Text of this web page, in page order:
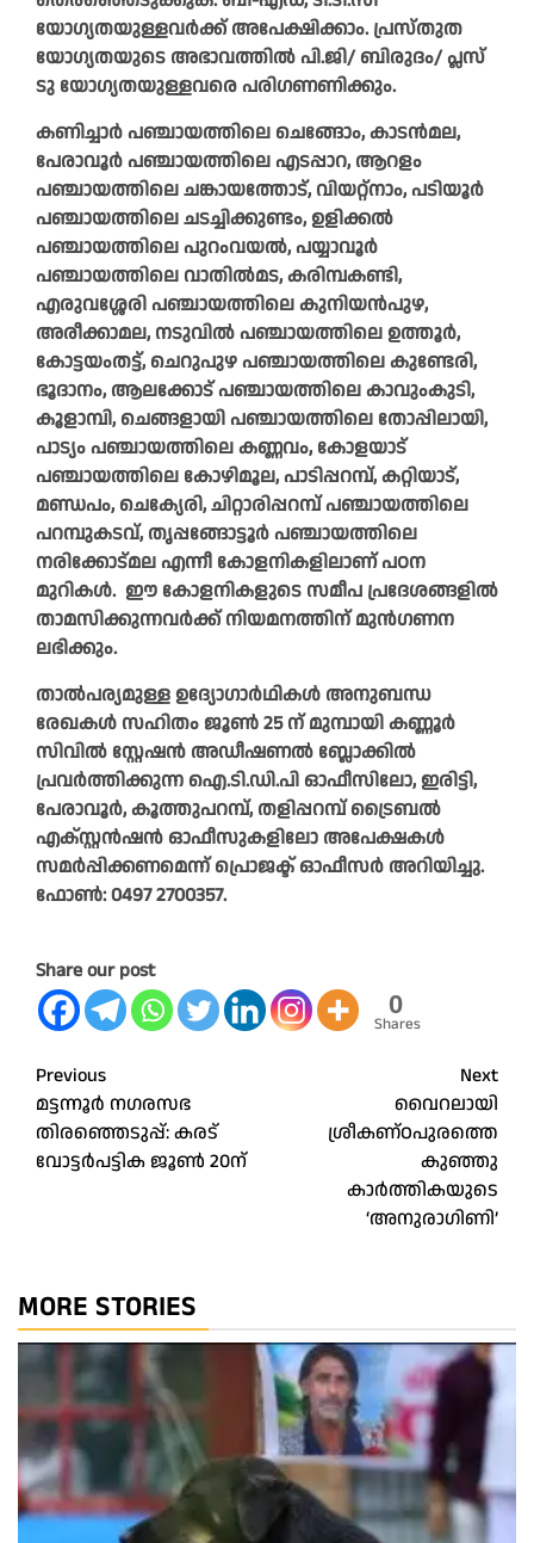
യോഗ്യതയുള്ളവർക്ക് അപേക്ഷിക്കാം. പ്രസ്തുത
യോഗ്യതയുടെ അഭാവത്തിൽ പി.ജി/ ബിരുദം/ പ്ലസ്
ടു യോഗ്യതയുള്ളവരെ പരിഗണണിക്കും.
കണിച്ചാർ പഞ്ചായത്തിലെ ചെങ്ങോം, കാടൻമല,
പേരാവൂർ പഞ്ചായത്തിലെ എടപ്പാറ, ആറളം
പഞ്ചായത്തിലെ ചങ്കായത്തോട്, വിയറ്റ്‌നാം, പടിയൂർ
പഞ്ചായത്തിലെ ചടച്ചിക്കുണ്ടം, ഉളിക്കൽ
പഞ്ചായത്തിലെ പുറംവയൽ, പയ്യാവൂർ
പഞ്ചായത്തിലെ വാതിൽമട, കരിമ്പകണ്ടി,
എരുവശ്ശേരി പഞ്ചായത്തിലെ കുനിയൻപുഴ,
അരീക്കാമല, നടുവിൽ പഞ്ചായത്തിലെ ഉത്തൂർ,
കോട്ടയംതട്ട്, ചെറുപുഴ പഞ്ചായത്തിലെ കുണ്ടേരി,
ഭൂദാനം, ആലക്കോട് പഞ്ചായത്തിലെ കാവുംകുടി,
കൂളാമ്പി, ചെങ്ങളായി പഞ്ചായത്തിലെ തോപ്പിലായി,
പാട്യം പഞ്ചായത്തിലെ കണ്ണവം, കോളയാട്
പഞ്ചായത്തിലെ കോഴിമൂല, പാടിപ്പറമ്പ്, കറ്റിയാട്,
മണ്ഡപം, ചെക്യേരി, ചിറ്റാരിപ്പറമ്പ് പഞ്ചായത്തിലെ
പറമ്പുകടവ്, തൃപ്പങ്ങോട്ടൂർ പഞ്ചായത്തിലെ
നരിക്കോട്മല എന്നീ കോളനികളിലാണ് പഠന
മുറികൾ. ഈ കോളനികളുടെ സമീപ പ്രദേശങ്ങളിൽ
താമസിക്കുന്നവർക്ക് നിയമനത്തിന് മുൻഗണന
ലഭിക്കും.
താൽപര്യമുള്ള ഉദ്യോഗാർഥികൾ അനുബന്ധ
രേഖകൾ സഹിതം ജൂൺ 25 ന് മുമ്പായി കണ്ണൂർ
സിവിൽ സ്റ്റേഷൻ അഡീഷണൽ ബ്ലോക്കിൽ
പ്രവർത്തിക്കുന്ന ഐ.ടി.ഡി.പി ഓഫീസിലോ, ഇരിട്ടി,
പേരാവൂർ, കൂത്തുപറമ്പ്, തളിപ്പറമ്പ് ട്രൈബൽ
എക്സ്റ്റൻഷൻ ഓഫീസുകളിലോ അപേക്ഷകൾ
സമർപ്പിക്കണമെന്ന് പ്രൊജക്ട് ഓഫീസർ അറിയിച്ചു.
ഫോൺ: 0497 2700357.
Share our post
0
Shares
Post
navigation
Previous
മട്ടന്നൂർ നഗരസഭ
തിരഞ്ഞെടുപ്പ്: കരട്
വോട്ടർപട്ടിക ജൂൺ 20ന്
Next
വൈറലായി
ശ്രീകണ്ഠപുരത്തെ
കുഞ്ഞു
കാർത്തികയുടെ
‘അനുരാഗിണി’
MORE STORIES